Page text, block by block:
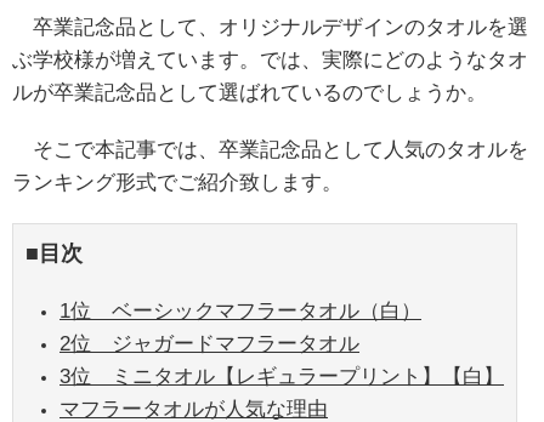
卒業記念品として、オリジナルデザインのタオルを選
ぶ学校様が増えています。では、実際にどのようなタオ
ルが卒業記念品として選ばれているのでしょうか。
そこで本記事では、卒業記念品として人気のタオルを
ランキング形式でご紹介致します。
■目次
1位 ベーシックマフラータオル（白）
2位 ジャガードマフラータオル
3位 ミニタオル【レギュラープリント】【白】
マフラータオルが人気な理由